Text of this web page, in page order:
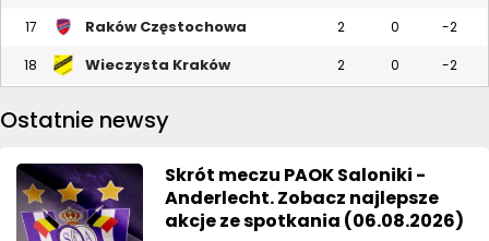
17 Raków Częstochowa 2 0 -2
18 Wieczysta Kraków 2 0 -2
Ostatnie newsy
Skrót meczu PAOK Saloniki -
Anderlecht. Zobacz najlepsze
akcje ze spotkania (06.08.2026)